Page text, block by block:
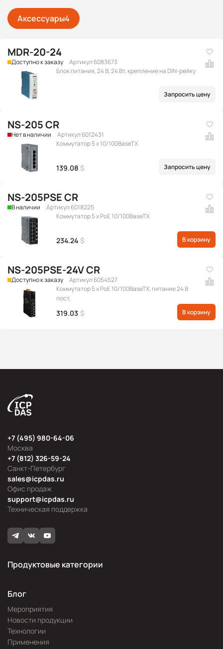
Аксессуары4
MDR-20-24
Доступно к заказу
Артикул 6083673
Блок питания, 24 В, 24 Вт, крепление на DIN-рейку
Запросить цену
NS-205 CR
Нет в наличии
Артикул 6012431
Коммутатор 5 x 10/100BaseTX
139.08 $ Запросить цену
NS-205PSE CR
В наличии
Артикул 6018225
Коммутатор 5 x PoE 10/100BaseTX
234.24 $ В корзину
NS-205PSE-24V CR
Доступно к заказу
Артикул 6054527
Коммутатор 5 x PoE 10/100BaseTX, питание 24 В
пост.
319.03 $ В корзину
Москва
+7 (495) 980-64-06
Офис продаж
sales@icpdas.ru
Санкт-Петербург
+7 (812) 326-59-24
Техническая поддержка
support@icpdas.ru
Продуктовые категории
Блог
Мероприятия
Новости продукции
Технологии
Применения